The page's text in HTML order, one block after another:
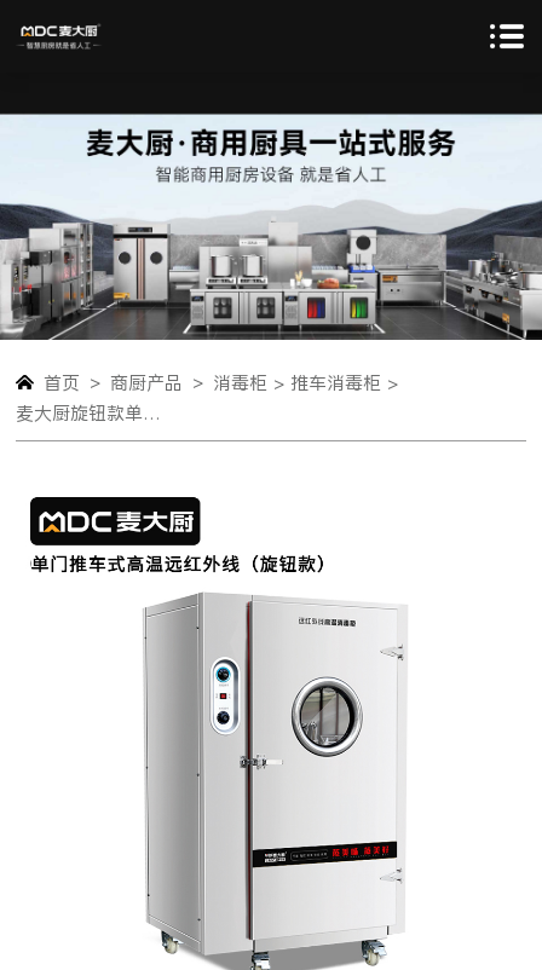
首页 > 商厨产品 > 消毒柜 > 推车消毒柜 >
麦大厨旋钮款单门推车式远红外线消毒柜XDS-YHW-TC-700